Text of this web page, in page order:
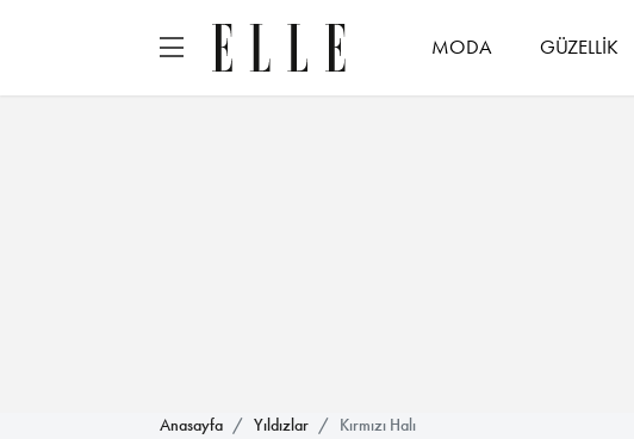
MODA GÜZELLİK
Anasayfa Yıldızlar Kırmızı Halı